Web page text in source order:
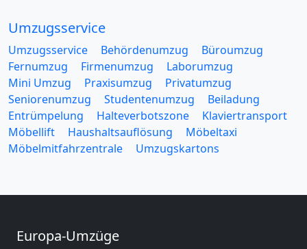
Umzugsservice
Umzugsservice Behördenumzug
Büroumzug
Fernumzug
Firmenumzug
Laborumzug
Mini Umzug
Praxisumzug
Privatumzug
Seniorenumzug
Studentenumzug
Beiladung
Entrümpelung
Halteverbotszone
Klaviertransport
Möbellift
Haushaltsauflösung
Möbeltaxi
Möbelmitfahrzentrale
Umzugskartons
Europa-Umzüge